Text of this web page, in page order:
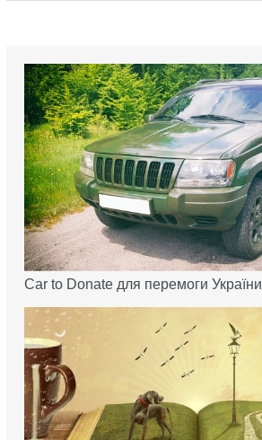
Car to Donate для перемоги України